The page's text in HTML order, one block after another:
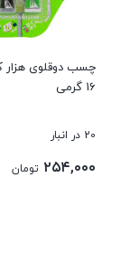
چسب دوقلوی هزار
16 گرمی
20 در انبار
۲۵۴,۰۰۰ تومان